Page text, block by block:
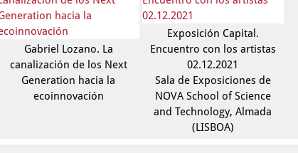
Gabriel Lozano. La
canalización de los Next
Generation hacia la
ecoinnovación
Exposición Capital.
Encuentro con los artistas
02.12.2021
Sala de Exposiciones de
NOVA School of Science
and Technology, Almada
(LISBOA)